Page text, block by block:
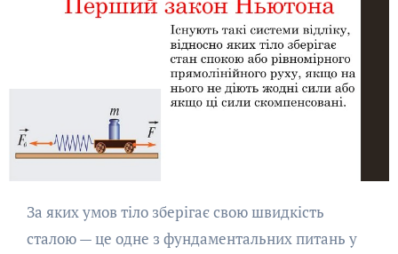
За яких умов тіло зберігає свою швидкість
сталою — це одне з фундаментальних питань у